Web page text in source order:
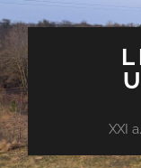
XXI